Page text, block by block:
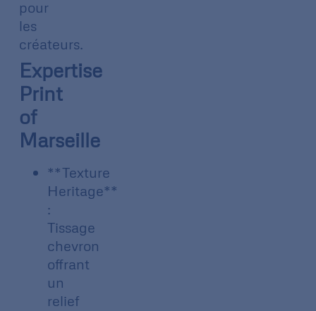
pour
les
créateurs.
Expertise
Print
of
Marseille
**Texture
Heritage**
:
Tissage
chevron
offrant
un
relief